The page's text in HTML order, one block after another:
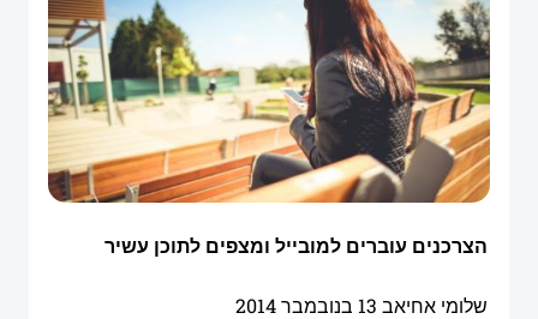
הצרכנים עוברים למובייל ומצפים לתוכן עשיר
שלומי אחיאב 13 בנובמבר 2014